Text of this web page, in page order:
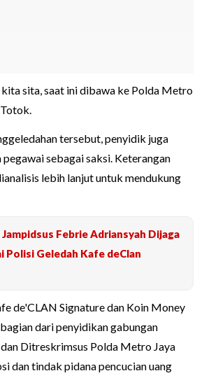
sita, saat ini dibawa ke Polda Metro
tersebut, penyidik juga
sebagai saksi. Keterangan
lebih lanjut untuk mendukung
Jampidsus Febrie Adriansyah Dijaga
Polisi Geledah Kafe deClan
de'CLAN Signature dan Koin Money
dari penyidikan gabungan
Ditreskrimsus Polda Metro Jaya
dan tindak pidana pencucian uang